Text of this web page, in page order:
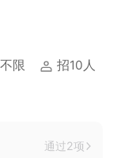
限 招10人
通过2项